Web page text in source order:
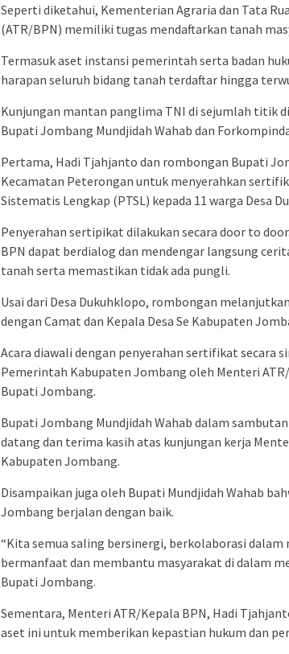
Seperti diketahui, Kementerian Agraria dan Tata
(ATR/BPN) memiliki tugas mendaftarkan tanah
Termasuk aset instansi pemerintah serta badan
harapan seluruh bidang tanah terdaftar hingga
Kunjungan mantan panglima TNI di sejumlah titik
Bupati Jombang Mundjidah Wahab dan
Pertama, Hadi Tjahjanto dan rombongan Bupati
Kecamatan Peterongan untuk menyerahkan
Sistematis Lengkap (PTSL) kepada 11 warga Desa
Penyerahan sertipikat dilakukan secara door to
BPN dapat berdialog dan mendengar langsung
tanah serta memastikan tidak ada pungli.
Usai dari Desa Dukuhklopo, rombongan
dengan Camat dan Kepala Desa Se Kabupaten
Acara diawali dengan penyerahan sertifikat secara
Pemerintah Kabupaten Jombang oleh Menteri
Bupati Jombang.
Bupati Jombang Mundjidah Wahab dalam
datang dan terima kasih atas kunjungan kerja
Kabupaten Jombang.
Disampaikan juga oleh Bupati Mundjidah Wahab
Jombang berjalan dengan baik.
“Kita semua saling bersinergi, berkolaborasi
bermanfaat dan membantu masyarakat di dalam
Bupati Jombang.
Sementara, Menteri ATR/Kepala BPN, Hadi
aset ini untuk memberikan kepastian hukum dan